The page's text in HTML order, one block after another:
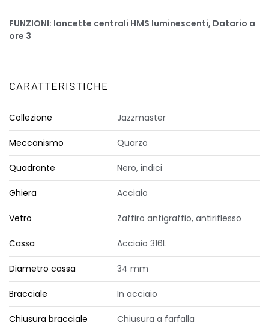
FUNZIONI: lancette centrali HMS luminescenti, Datario a
ore 3
CARATTERISTICHE
Collezione Jazzmaster
Meccanismo Quarzo
Quadrante Nero, indici
Ghiera Acciaio
Vetro Zaffiro antigraffio, antiriflesso
Cassa Acciaio 316L
Diametro cassa 34 mm
Bracciale In acciaio
Chiusura bracciale Chiusura a farfalla